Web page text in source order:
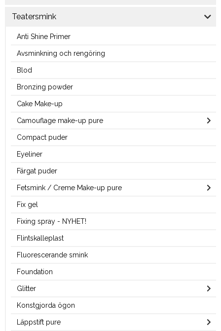
Teatersmink
Anti Shine Primer
Avsminkning och rengöring
Blod
Bronzing powder
Cake Make-up
Camouflage make-up pure
Compact puder
Eyeliner
Färgat puder
Fetsmink / Creme Make-up pure
Fix gel
Fixing spray - NYHET!
Flintskalleplast
Fluorescerande smink
Foundation
Glitter
Konstgjorda ögon
Läppstift pure